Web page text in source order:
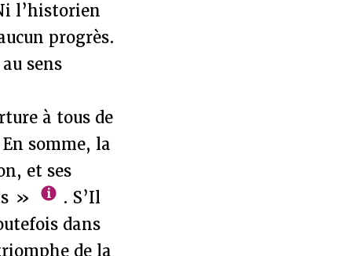
l’historien
progrès.
sens
à tous de
somme, la
et ses
»
. S’Il
dans
de la